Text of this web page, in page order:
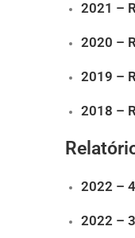
2021 –
2020 –
2019 –
2018 –
2022 –
2022 –